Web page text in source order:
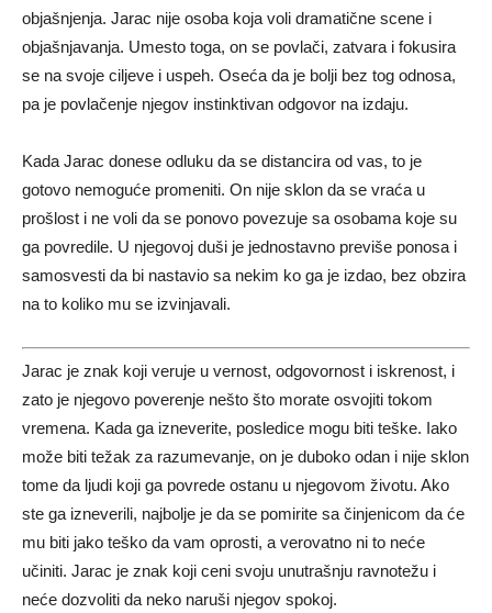
objašnjenja. Jarac nije osoba koja voli dramatične scene i
objašnjavanja. Umesto toga, on se povlači, zatvara i fokusira
se na svoje ciljeve i uspeh. Oseća da je bolji bez tog odnosa,
pa je povlačenje njegov instinktivan odgovor na izdaju.
Kada Jarac donese odluku da se distancira od vas, to je
gotovo nemoguće promeniti. On nije sklon da se vraća u
prošlost i ne voli da se ponovo povezuje sa osobama koje su
ga povredile. U njegovoj duši je jednostavno previše ponosa i
samosvesti da bi nastavio sa nekim ko ga je izdao, bez obzira
na to koliko mu se izvinjavali.
Jarac je znak koji veruje u vernost, odgovornost i iskrenost, i
zato je njegovo poverenje nešto što morate osvojiti tokom
vremena. Kada ga izneverite, posledice mogu biti teške. Iako
može biti težak za razumevanje, on je duboko odan i nije sklon
tome da ljudi koji ga povrede ostanu u njegovom životu. Ako
ste ga izneverili, najbolje je da se pomirite sa činjenicom da će
mu biti jako teško da vam oprosti, a verovatno ni to neće
učiniti. Jarac je znak koji ceni svoju unutrašnju ravnotežu i
neće dozvoliti da neko naruši njegov spokoj.